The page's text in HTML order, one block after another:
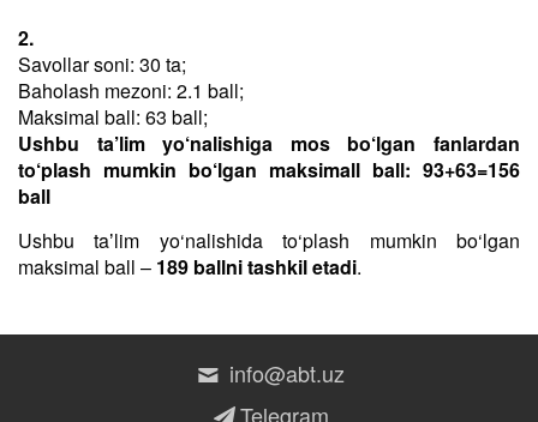
2.
Savollar soni: 30 ta;
Baholash mezoni: 2.1 ball;
Maksimal ball: 63 ball;
Ushbu ta’lim yo‘nalishiga mos bo‘lgan fanlardan
to‘plash mumkin bo‘lgan maksimall ball: 93+63=156
ball
Ushbu taʼlim yo‘nalishida to‘plash mumkin bo‘lgan
maksimal ball – 189 ballni tashkil etadi.
info@abt.uz
Telegram